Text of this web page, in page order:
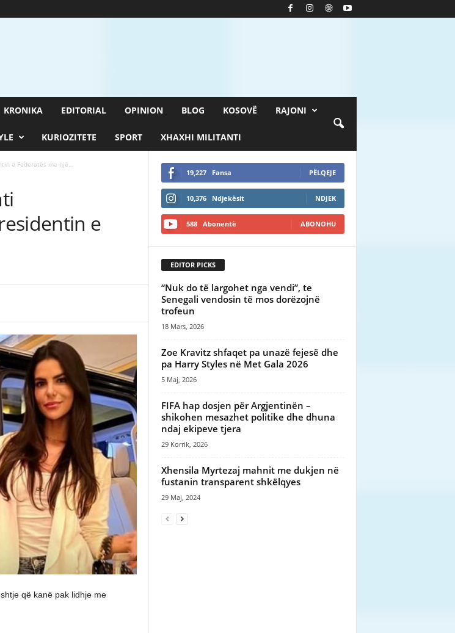
KRONIKA EDITORIAL OPINION BLOG KOSOVË RAJONI
KURIOZITETE SPORT XHAXHI MILITANTI
e Federatës me një...
e
që kanë pak lidhje me
19,227 Fansa PËLQEJE
10,376 Ndjekësit NDJEK
588 Abonentë ABONOHU
EDITOR PICKS
“Nuk do të largohet nga vendi”, te
Senegali vendosin të mos dorëzojnë
trofeun
18 Mars, 2026
Zoe Kravitz shfaqet pa unazë fejesë dhe
pa Harry Styles në Met Gala 2026
5 Maj, 2026
FIFA hap dosjen për Argjentinën –
shikohen mesazhet politike dhe dhuna
ndaj ekipeve tjera
29 Korrik, 2026
Xhensila Myrtezaj mahnit me dukjen në
fustanin transparent shkëlqyes
29 Maj, 2024